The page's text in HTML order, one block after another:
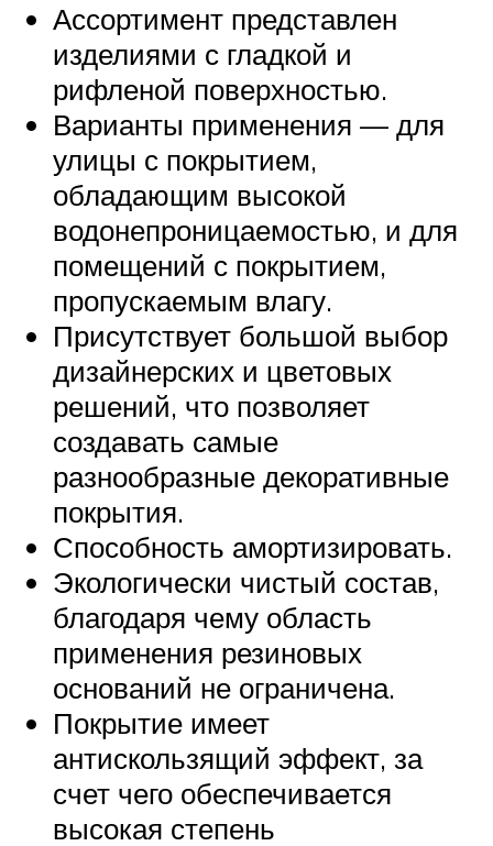
Ассортимент представлен
изделиями с гладкой и
рифленой поверхностью.
Варианты применения — для
улицы с покрытием,
обладающим высокой
водонепроницаемостью, и для
помещений с покрытием,
пропускаемым влагу.
Присутствует большой выбор
дизайнерских и цветовых
решений, что позволяет
создавать самые
разнообразные декоративные
покрытия.
Способность амортизировать.
Экологически чистый состав,
благодаря чему область
применения резиновых
оснований не ограничена.
Покрытие имеет
антискользящий эффект, за
счет чего обеспечивается
высокая степень